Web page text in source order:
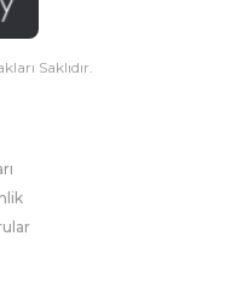
Saklıdır.